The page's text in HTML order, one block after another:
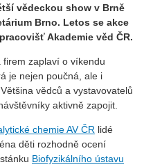
vědeckou show v Brně
Brno. Letos se akce
Akademie věd ČR.
zaplaví o víkendu
je nejen poučná, ale i
vědců a vystavovatelů
aktivně zapojit.
chemie AV ČR lidé
děti rozhodně ocení
Biofyzikálního ústavu